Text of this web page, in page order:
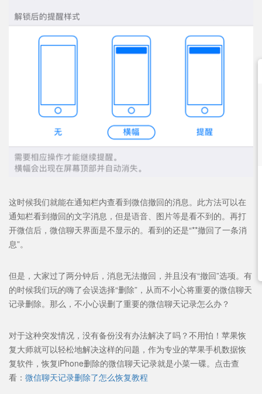
这时候我们就能在通知栏内查看到微信撤回的消息。此方法可以在
通知栏看到撤回的文字消息，但是语音、图片等是看不到的。再打
开微信后，微信聊天界面是不显示的。看到的还是“**撤回了一条消
息”。
但是，大家过了两分钟后，消息无法撤回，并且没有“撤回”选项。有
的时候我们玩的嗨了会误选择“删除”，从而不小心将重要的微信聊天
记录删除。那么，不小心误删了重要的微信聊天记录怎么办？
对于这种突发情况，没有备份没有办法解决了吗？不用怕！苹果恢
复大师就可以轻松地解决这样的问题，作为专业的苹果手机数据恢
复软件，恢复iPhone删除的微信聊天记录就是小菜一碟。点击查
看： 微信聊天记录删除了怎么恢复教程